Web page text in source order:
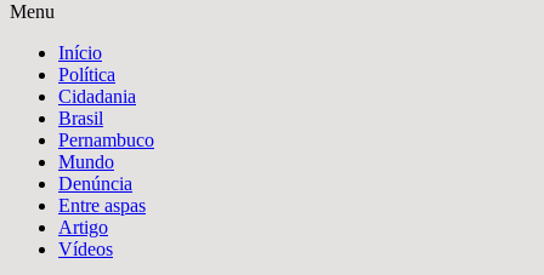
Menu
Início
Política
Cidadania
Brasil
Pernambuco
Mundo
Denúncia
Entre aspas
Artigo
Vídeos